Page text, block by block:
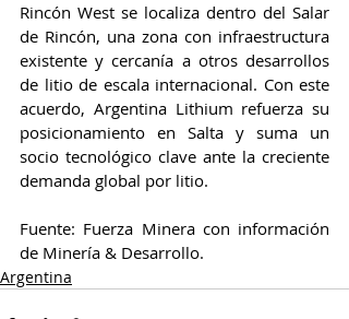
Rincón West se localiza dentro del Salar
de Rincón, una zona con infraestructura
existente y cercanía a otros desarrollos
de litio de escala internacional. Con este
acuerdo, Argentina Lithium refuerza su
posicionamiento en Salta y suma un
socio tecnológico clave ante la creciente
demanda global por litio.
Fuente: Fuerza Minera con información
de Minería & Desarrollo.
Argentina